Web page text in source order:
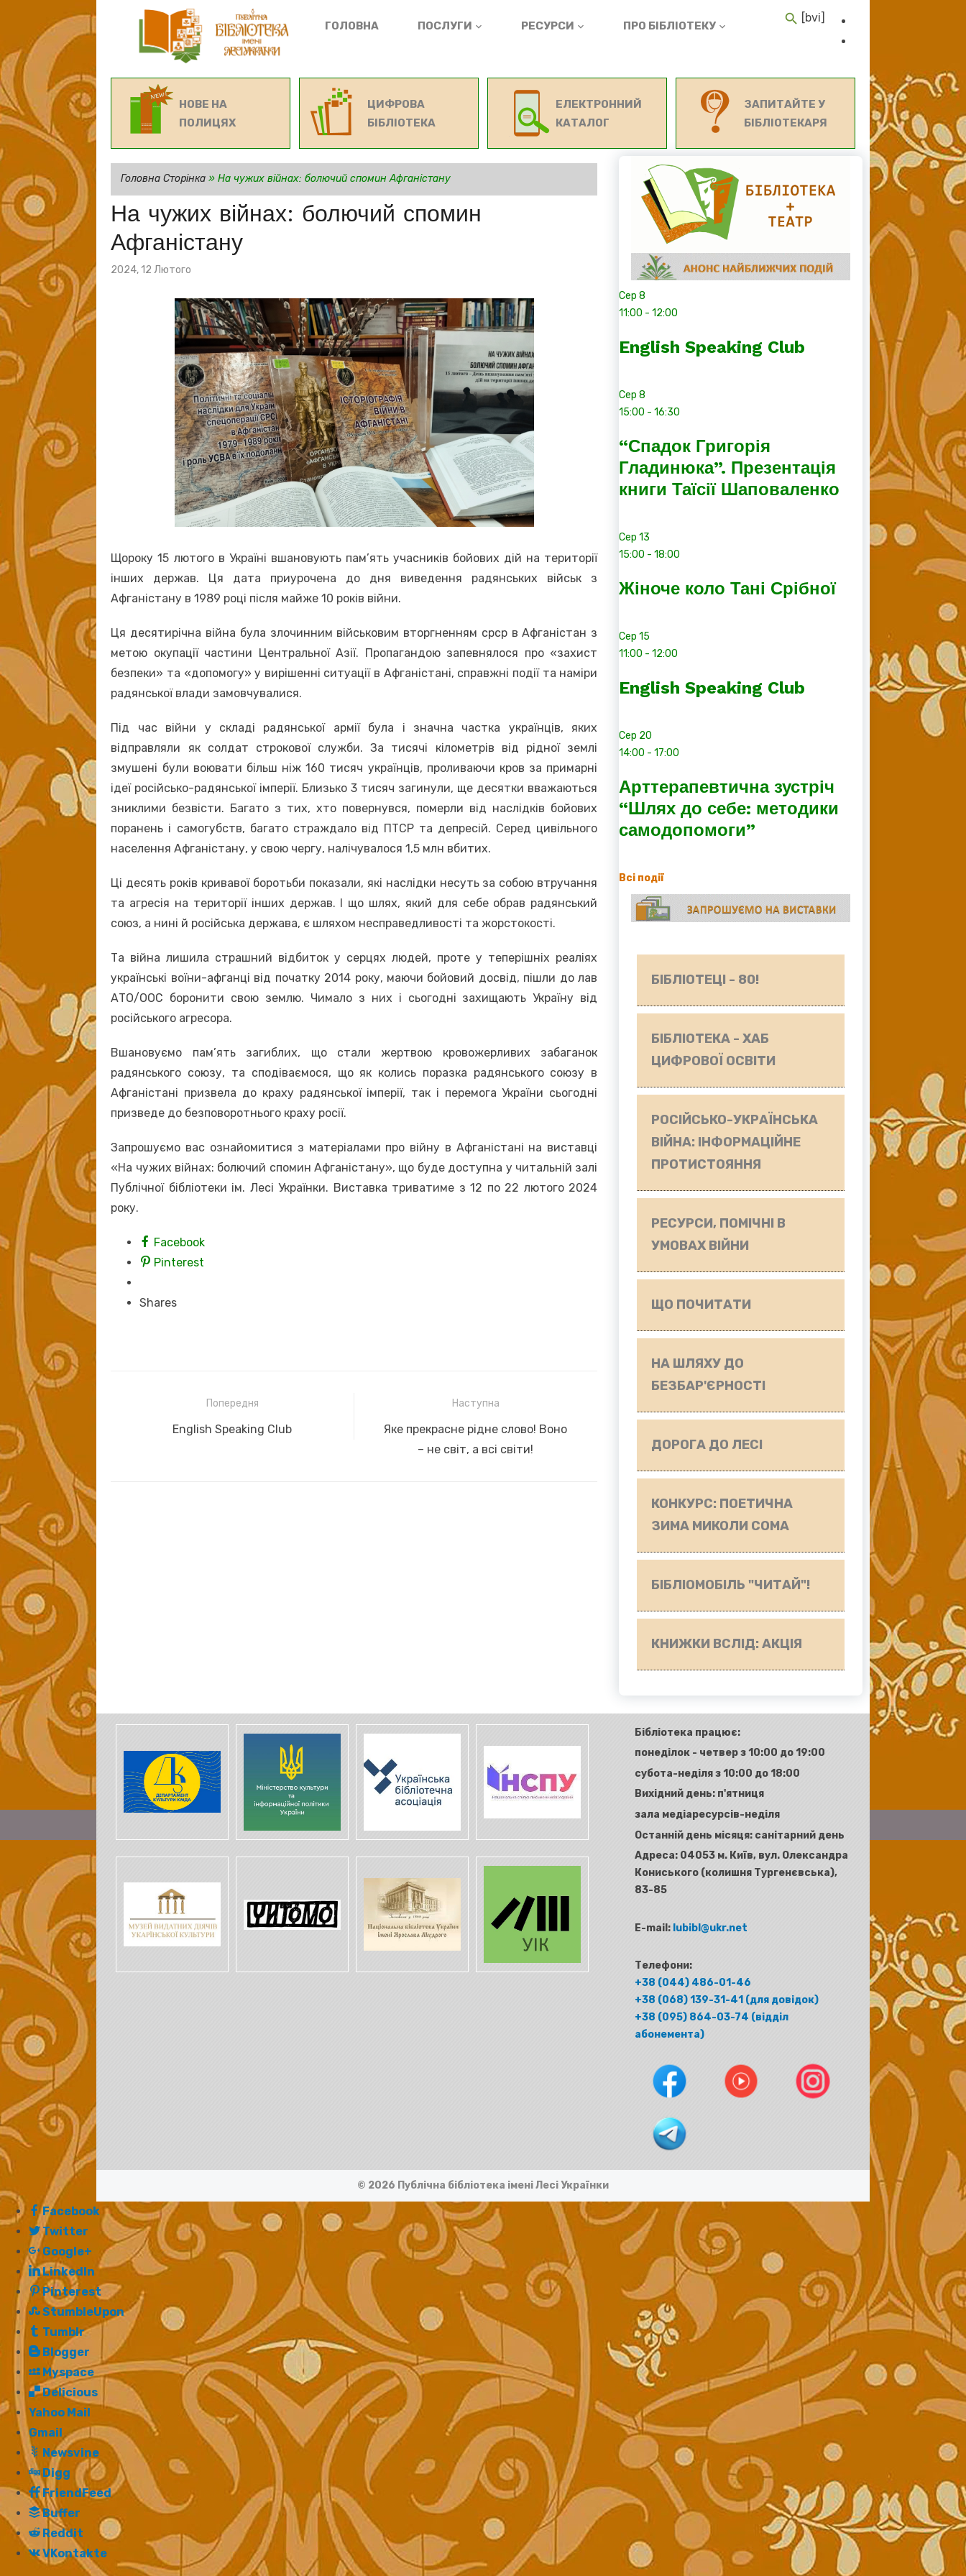
ГОЛОВНА ПОСЛУГИ РЕСУРСИ ПРО БІБЛІОТЕКУ
[bvi]
НОВЕ НА
ПОЛИЦЯХ
ЦИФРОВА
БІБЛІОТЕКА
ЕЛЕКТРОННИЙ
КАТАЛОГ
ЗАПИТАЙТЕ У
БІБЛІОТЕКАРЯ
Головна Сторінка» На чужих війнах: болючий спомин Афганістану
На чужих війнах: болючий спомин
Афганістану
Posted
2024, 12 Лютого
Щороку 15 лютого в Україні вшановують пам’ять учасників бойових дій на території
інших держав. Ця дата приурочена до дня виведення радянських військ з
Афганістану в 1989 році після майже 10 років війни.
Ця десятирічна війна була злочинним військовим вторгненням срср в Афганістан з
метою окупації частини Центральної Азії. Пропагандою запевнялося про «захист
безпеки» та «допомогу» у вирішенні ситуації в Афганістані, справжні події та наміри
радянської влади замовчувалися.
Під час війни у складі радянської армії була і значна частка українців, яких
відправляли як солдат строкової служби. За тисячі кілометрів від рідної землі
змушені були воювати більш ніж 160 тисяч українців, проливаючи кров за примарні
ідеї російсько-радянської імперії. Близько 3 тисяч загинули, ще десятки вважаються
зниклими безвісти. Багато з тих, хто повернувся, померли від наслідків бойових
поранень і самогубств, багато страждало від ПТСР та депресій. Серед цивільного
населення Афганістану, у свою чергу, налічувалося 1,5 млн вбитих.
Ці десять років кривавої боротьби показали, які наслідки несуть за собою втручання
та агресія на території інших держав. І що шлях, який для себе обрав радянський
союз, а нині й російська держава, є шляхом несправедливості та жорстокості.
Та війна лишила страшний відбиток у серцях людей, проте у теперішніх реаліях
українські воїни-афганці від початку 2014 року, маючи бойовий досвід, пішли до лав
АТО/ООС боронити свою землю. Чимало з них і сьогодні захищають Україну від
російського агресора.
Вшановуємо пам’ять загиблих, що стали жертвою кровожерливих забаганок
радянського союзу, та сподіваємося, що як колись поразка радянського союзу в
Афганістані призвела до краху радянської імперії, так і перемога України сьогодні
призведе до безповоротнього краху росії.
Запрошуємо вас ознайомитися з матеріалами про війну в Афганістані на виставці
«На чужих війнах: болючий спомин Афганістану», що буде доступна у читальній залі
Публічної бібліотеки ім. Лесі Українки. Виставка триватиме з 12 по 22 лютого 2024
року.
Facebook
Pinterest
Shares
записів
Попередня
Previous
English Speaking Club
Наступна
Next
Яке прекрасне рідне слово! Воно
– не світ, а всі світи!
Сер8
11:00 -12:00
English Speaking Club
Сер8
15:00 -16:30
“Спадок Григорія
Гладинюка”. Презентація
книги Таїсії Шаповаленко
Сер13
15:00 -18:00
Жіноче коло Тані Срібної
Сер15
11:00 -12:00
English Speaking Club
Сер 20
14:00 -17:00
Арттерапевтична зустріч
“Шлях до себе: методики
самодопомоги”
Всі події
БІБЛІОТЕЦІ - 80!
БІБЛІОТЕКА - ХАБ
ЦИФРОВОЇ ОСВІТИ
РОСІЙСЬКО-УКРАЇНСЬКА
ВІЙНА: ІНФОРМАЦІЙНЕ
ПРОТИСТОЯННЯ
РЕСУРСИ, ПОМІЧНІ В
УМОВАХ ВІЙНИ
ЩО ПОЧИТАТИ
НА ШЛЯХУ ДО
БЕЗБАР'ЄРНОСТІ
ДОРОГА ДО ЛЕСІ
КОНКУРС: ПОЕТИЧНА
ЗИМА МИКОЛИ СОМА
БІБЛІОМОБІЛЬ "ЧИТАЙ"!
КНИЖКИ ВСЛІД: АКЦІЯ
Бібліотека працює:
понеділок - четвер з 10:00 до 19:00
субота-неділя з 10:00 до 18:00
Вихідний день: п'ятниця
зала медіаресурсів-неділя
Останній день місяця: санітарний день
Адреса:04053 м. Київ, вул. Олександра
Кониського (колишня Тургенєвська),
83-85
E-mail: lubibl@ukr.net
Телефони:
+38 (044) 486-01-46
+38 (068) 139-31-41 (для довідок)
+38 (095) 864-03-74 (відділ
абонемента)
© 2026 Публічна бібліотека імені Лесі Українки
Facebook
Twitter
Google+
LinkedIn
Pinterest
StumbleUpon
Tumblr
Blogger
Myspace
Delicious
Yahoo Mail
Gmail
Newsvine
Digg
FriendFeed
Buffer
Reddit
VKontakte